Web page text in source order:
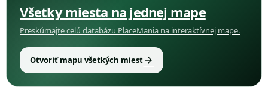
Všetky miesta na jednej mape
Preskúmajte celú databázu PlaceMania na interaktívnej mape.
Otvoriť mapu všetkých miestarrow_forward